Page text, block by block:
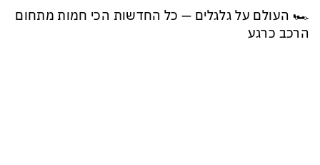
🏎️ העולם על גלגלים — כל החדשות הכי חמות מתחום
הרכב כרגע